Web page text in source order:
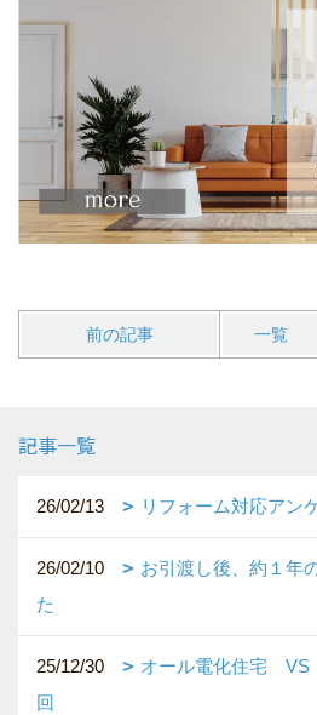
前の記事 一覧
記事一覧
26/02/13 リフォーム対応ア
26/02/10
お引渡し後、約１年
た
25/12/30
オール電化住宅
回